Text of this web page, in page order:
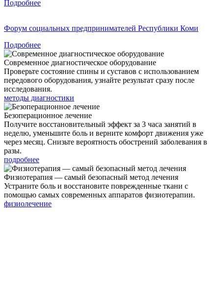
Подробнее
Форум социальных предпринимателей Республики Коми
Подробнее
Современное диагностическое оборудование
Проверьте состояние спины и суставов с использованием
передового оборудования, узнайте результат сразу после
исследования.
методы диагностики
Безоперационное лечение
Получите восстановительный эффект за 3 часа занятий в
неделю, уменьшите боль и верните комфорт движения уже
через месяц. Снизьте вероятность обострений заболевания в
разы.
подробнее
Физиотерапия — самый безопасный метод лечения
Устраните боль и восстановите поврежденные ткани с
помощью самых современных аппаратов физиотерапии.
физиолечение